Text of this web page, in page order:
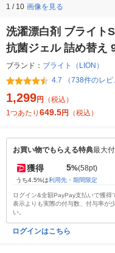
1 / 10 画像を見る
洗濯漂白剤 ブライト
抗菌ジェル 詰め替え
ブランド： ブライト（LION）
4.7 （738件のレビ
1,299円
（税込）
1つあたり 649.5円 （税込）
お買い物でもらえる特典最大
獲得 5%(58pt)
うち4.5%は利用先・期間限定
ログイン&全額PayPay支払いで獲得
表示よりも実際の付与数、付与率が
い。
ログインはこちら